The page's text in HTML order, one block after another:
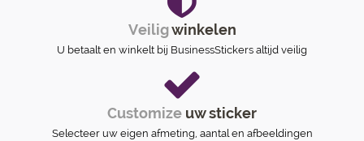
Veiligwinkelen
U betaalt en winkelt bij BusinessStickers altijd veilig
Customize uw sticker
Selecteer uw eigen afmeting, aantal en afbeeldingen